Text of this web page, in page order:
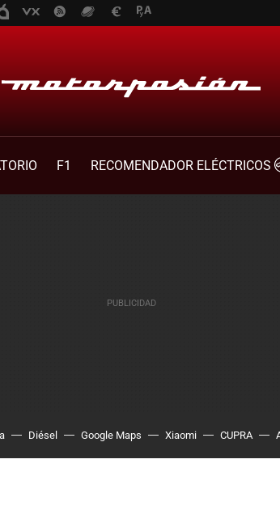
F1
RECOMENDADOR ELÉCTRICOS
Diésel Google Maps Xiaomi CUPRA